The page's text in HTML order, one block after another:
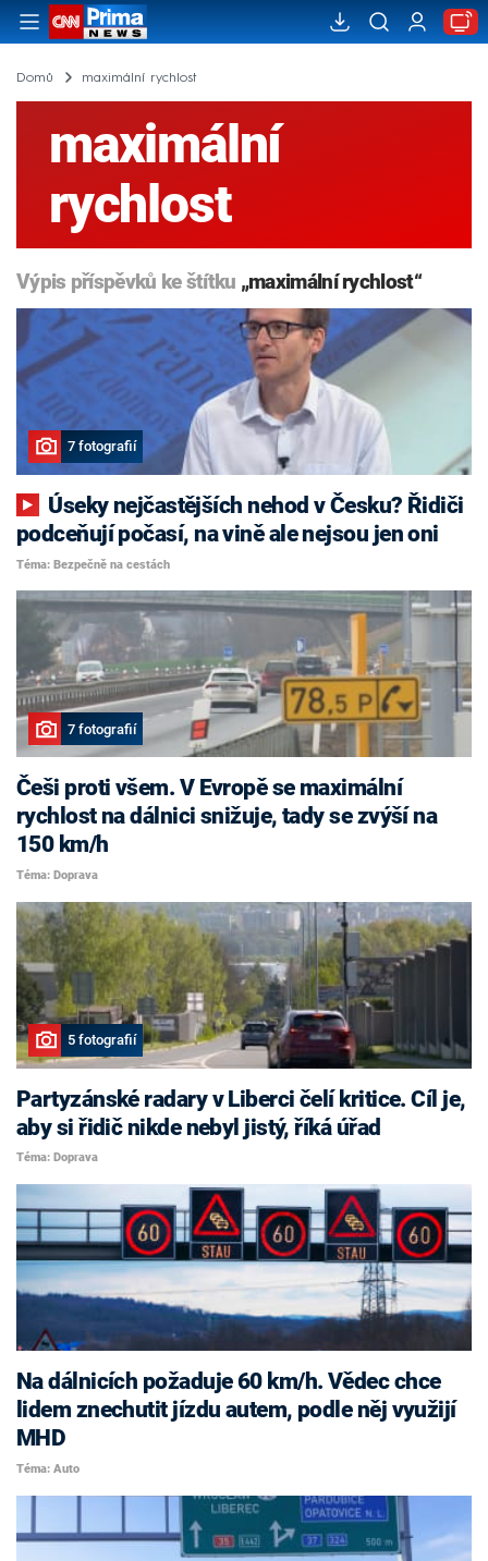
Domů maximální rychlost
maximální
rychlost
Výpis příspěvků ke štítku „maximální rychlost“
7 fotografií
podceňují počasí, na vině ale nejsou jen oni
Téma: Bezpečně na cestách
7 fotografií
Češi proti všem. V Evropě se maximální
rychlost na dálnici snižuje, tady se zvýší na
150 km/h
Téma: Doprava
5 fotografií
Partyzánské radary v Liberci čelí kritice. Cíl je,
aby si řidič nikde nebyl jistý, říká úřad
Téma: Doprava
Na dálnicích požaduje 60 km/h. Vědec chce
lidem znechutit jízdu autem, podle něj využijí
MHD
Téma: Auto